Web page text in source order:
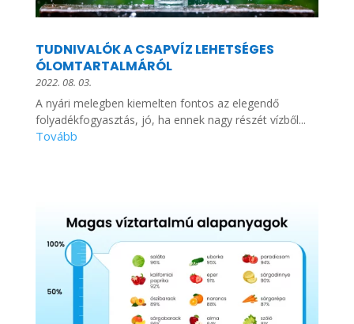
TUDNIVALÓK A CSAPVÍZ LEHETSÉGES
ÓLOMTARTALMÁRÓL
2022. 08. 03.
A nyári melegben kiemelten fontos az elegendő
folyadékfogyasztás, jó, ha ennek nagy részét vízből...